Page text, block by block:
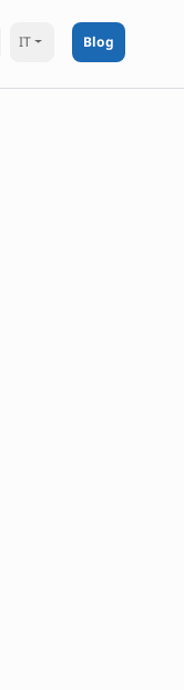
IT Blog